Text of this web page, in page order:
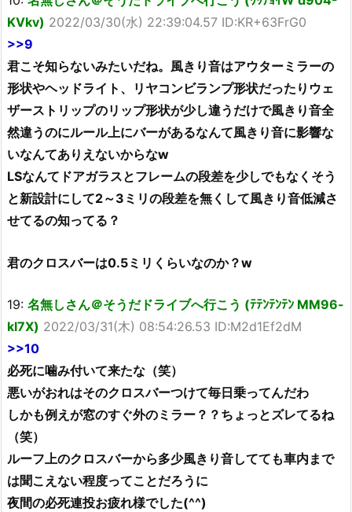
KVkv) 2022/03/30(水) 22:39:04.57 ID:KR+63FrG0
>>9
君こそ知らないみたいだね。風きり音はアウターミラーの
形状やヘッドライト、リヤコンビランプ形状だったりウェ
ザーストリップのリップ形状が少し違うだけで風きり音全
然違うのにルール上にバーがあるなんて風きり音に影響な
いなんてありえないからなw
LSなんてドアガラスとフレームの段差を少しでもなくそう
と新設計にして2～3ミリの段差を無くして風きり音低減さ
せてるの知ってる？
君のクロスバーは0.5ミリくらいなのか？w
19: 名無しさん＠そうだドライブへ行こう (ﾃﾃﾝﾃﾝﾃﾝ MM96-
kl7X) 2022/03/31(木) 08:54:26.53 ID:M2d1Ef2dM
>>10
必死に噛み付いて来たな（笑）
悪いがおれはそのクロスバーつけて毎日乗ってんだわ
しかも例えが窓のすぐ外のミラー？？ちょっとズレてるね
（笑）
ルーフ上のクロスバーから多少風きり音してても車内まで
は聞こえない程度ってことだろうに
夜間の必死連投お疲れ様でした(^^)